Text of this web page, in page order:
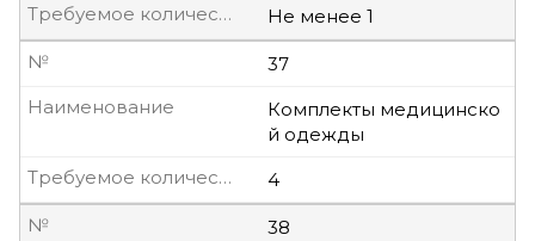
Не менее 1
Требуемое количество, шт
37
№
Комплекты медицинско
й одежды
Наименование
4
Требуемое количество, шт
38
№